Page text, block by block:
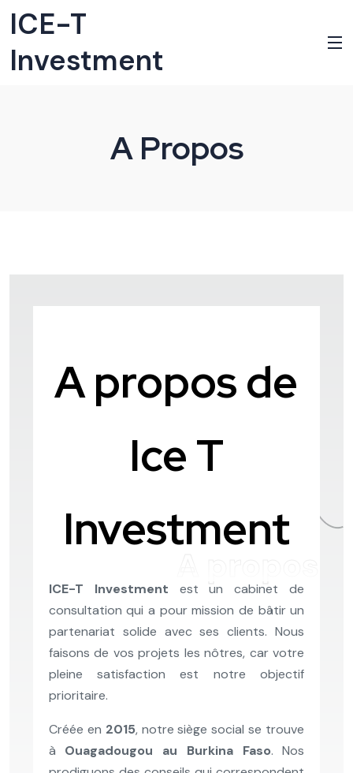
ICE-T
Investment
A Propos
A propos de
Ice T
Investment
ICE-T Investment est un cabinet de
consultation qui a pour mission de bâtir un
partenariat solide avec ses clients. Nous
faisons de vos projets les nôtres, car votre
pleine satisfaction est notre objectif
prioritaire.
Créée en 2015, notre siège social se trouve
à Ouagadougou au Burkina Faso. Nos